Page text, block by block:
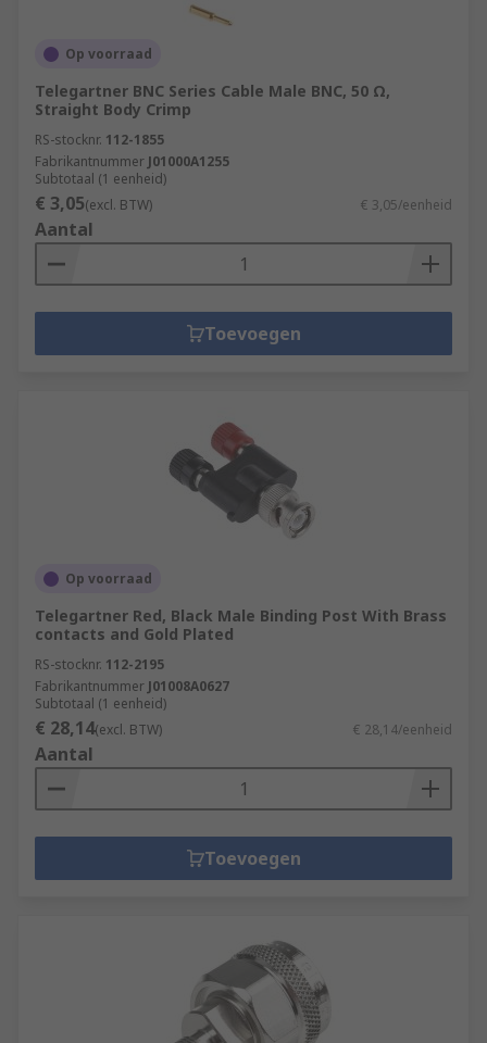
Op voorraad
Telegartner BNC Series Cable Male BNC, 50 Ω,
Straight Body Crimp
RS-stocknr. 112-1855
Fabrikantnummer J01000A1255
Subtotaal (1 eenheid)
€ 3,05(excl. BTW) € 3,05/eenheid
Aantal
Toevoegen
Op voorraad
Telegartner Red, Black Male Binding Post With Brass
contacts and Gold Plated
RS-stocknr. 112-2195
Fabrikantnummer J01008A0627
Subtotaal (1 eenheid)
€ 28,14(excl. BTW) € 28,14/eenheid
Aantal
Toevoegen